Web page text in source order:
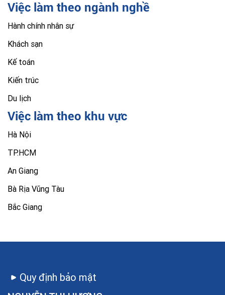
Việc làm theo ngành nghề
Hành chính nhân sự
Khách sạn
Kế toán
Kiến trúc
Du lịch
Việc làm theo khu vực
Hà Nội
TP.HCM
An Giang
Bà Rịa Vũng Tàu
Bắc Giang
Quy định bảo mật